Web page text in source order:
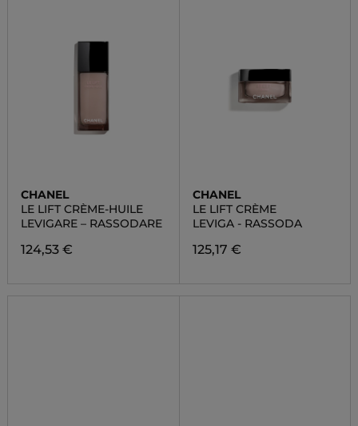
CHANEL
LE LIFT CRÈME-HUILE
LEVIGARE – RASSODARE
124,53 €
CHANEL
LE LIFT CRÈME
LEVIGA - RASSODA
125,17 €